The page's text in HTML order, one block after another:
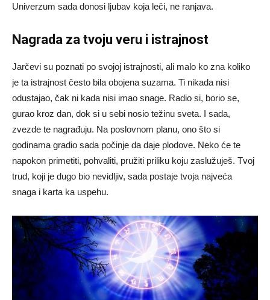
Univerzum sada donosi ljubav koja leči, ne ranjava.
Nagrada za tvoju veru i istrajnost
Jarčevi su poznati po svojoj istrajnosti, ali malo ko zna koliko
je ta istrajnost često bila obojena suzama. Ti nikada nisi
odustajao, čak ni kada nisi imao snage. Radio si, borio se,
gurao kroz dan, dok si u sebi nosio težinu sveta. I sada,
zvezde te nagrađuju. Na poslovnom planu, ono što si
godinama gradio sada počinje da daje plodove. Neko će te
napokon primetiti, pohvaliti, pružiti priliku koju zaslužuješ. Tvoj
trud, koji je dugo bio nevidljiv, sada postaje tvoja najveća
snaga i karta ka uspehu.